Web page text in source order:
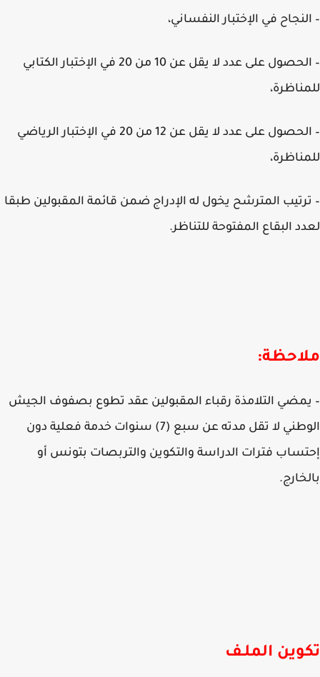
في الإختبار النفساني،
– الحصول على عدد لا يقل عن 10 من 20 في الإختبار الكتابي
– الحصول على عدد لا يقل عن 12 من 20 في الإختبار الرياضي
المترشح يخول له الإدراج ضمن قائمة المقبولين طبقا
البقاع المفتوحة للتناظر.
التلامذة رقباء المقبولين عقد تطوع بصفوف الجيش
الوطني لا تقل مدته عن سبع (7) سنوات خدمة فعلية دون
فترات الدراسة والتكوين والتربصات بتونس أو
الملـف